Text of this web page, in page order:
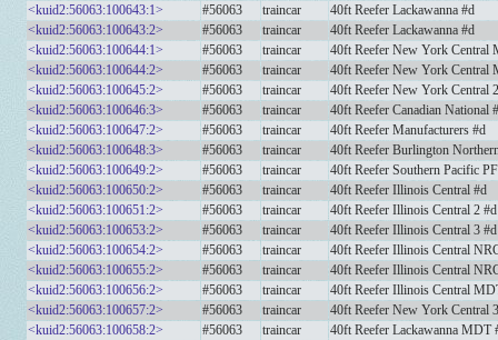
<kuid2:56063:100643:1>
#56063 traincar
40ft Reefer Lackawanna #d
<kuid2:56063:100643:2>
#56063 traincar
40ft Reefer Lackawanna #d
<kuid2:56063:100644:1>
#56063 traincar
40ft Reefer New York Central
<kuid2:56063:100644:2>
#56063 traincar
40ft Reefer New York Central
<kuid2:56063:100645:2>
#56063 traincar
40ft Reefer New York Central
<kuid2:56063:100646:3>
#56063 traincar
40ft Reefer Canadian National
<kuid2:56063:100647:2>
#56063 traincar
40ft Reefer Manufacturers #d
<kuid2:56063:100648:3>
#56063 traincar
40ft Reefer Burlington
<kuid2:56063:100649:2>
#56063 traincar
40ft Reefer Southern Pacific
<kuid2:56063:100650:2>
#56063 traincar
40ft Reefer Illinois Central #d
<kuid2:56063:100651:2>
#56063 traincar
40ft Reefer Illinois Central 2 #d
<kuid2:56063:100653:2>
#56063 traincar
40ft Reefer Illinois Central 3 #d
<kuid2:56063:100654:2>
#56063 traincar
40ft Reefer Illinois Central
<kuid2:56063:100655:2>
#56063 traincar
40ft Reefer Illinois Central
<kuid2:56063:100656:2>
#56063 traincar
40ft Reefer Illinois Central
<kuid2:56063:100657:2>
#56063 traincar
40ft Reefer New York Central
<kuid2:56063:100658:2>
#56063 traincar
40ft Reefer Lackawanna MDT